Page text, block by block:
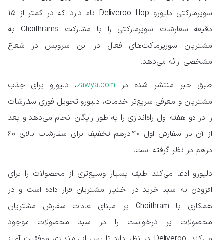
سوپرمارکتی دلیورو Deliveroo Hop نام دارد که در کمتر از ۱۵
دقیقه سفارشات سوپرمارکتی را با مشارکت Choithrams به
مشتریان سورپرماکت‌های فعال در این سرویس در شعاع
مشخصی ارائه می‌دهد.
طبق خبر منتشر شده در zawya.com، دلیورو برای جذب
مشتریان و معرفی سریع‌تر خدمات، دلیورو تحویل فوری سفارشات
را در دو هفته اول راه‌اندازی را به طور رایگان انجام می‌دهد و بعد
از آن در سفارش اول ۴۰درهم تخفیف برای سفارشات بالای ۶۰
درهم در نظر گرفته است.
دلیورو ادعا می‌کند طیف بسیار وسیع‌تری از محصولات را برای
افزودن به سبد خرید در اختیار مشتریان قرار داده است و در
همکاری با Choithram بر مبنای عادات سفارش مشتریان
محصولات پر درخواست را در سبد محصولات موجود